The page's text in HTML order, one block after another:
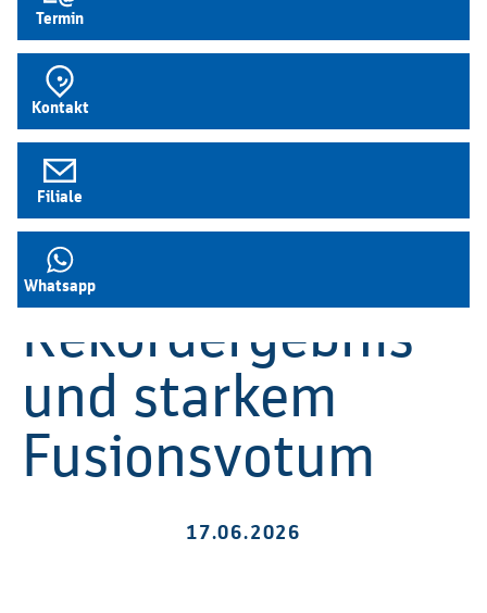
Termin
Kontakt
Filiale
Whatsapp
95. Vertreter­
versammlung:
BBBank
beschließt
Zukunftskurs mit
Rekordergebnis
und starkem
Fusionsvotum
17.06.2026